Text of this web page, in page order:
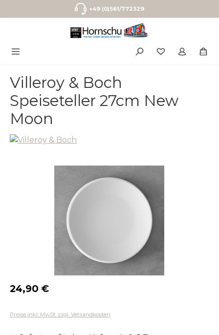
Zum Hauptinhalt springen+49 (0)561/772329
Villeroy & Boch
Speiseteller 27cm New
Moon
Regulärer Preis:
24,90 €
Preise inkl. MwSt. zzgl. Versandkosten